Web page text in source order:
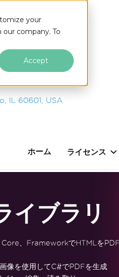
your
company. To
Accept
IL 60601, USA
ホーム ライセンス
イブラリ
Core、FrameworkでHTMLを
像を使用してC#でPDFを生成